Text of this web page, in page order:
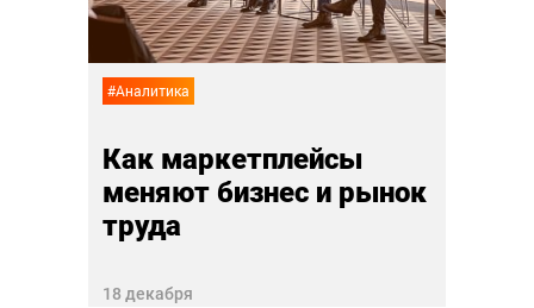
#Аналитика
Как маркетплейсы
меняют бизнес и рынок
труда
18 декабря